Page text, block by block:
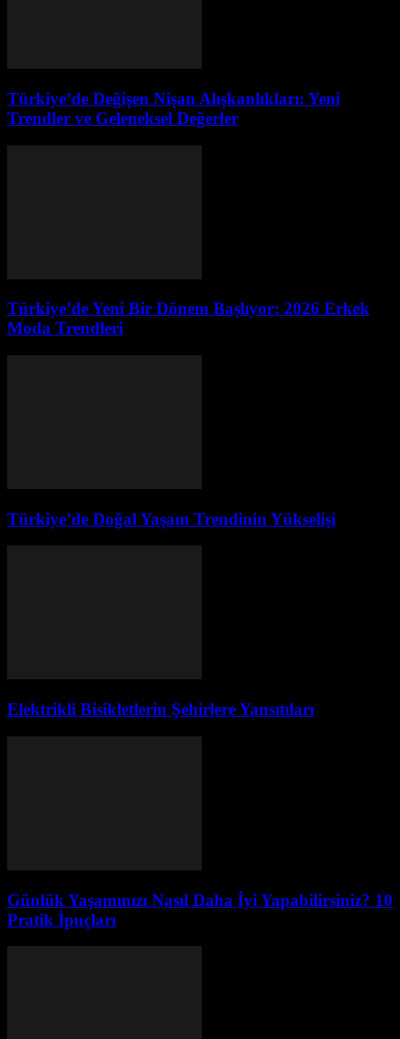
Türkiye’de Değişen Nişan Alışkanlıkları: Yeni
Trendler ve Geleneksel Değerler
Türkiye’de Yeni Bir Dönem Başlıyor: 2026 Erkek
Moda Trendleri
Türkiye’de Doğal Yaşam Trendinin Yükselişi
Elektrikli Bisikletlerin Şehirlere Yansıtıları
Günlük Yaşamınızı Nasıl Daha İyi Yapabilirsiniz? 10
Pratik İpuçları